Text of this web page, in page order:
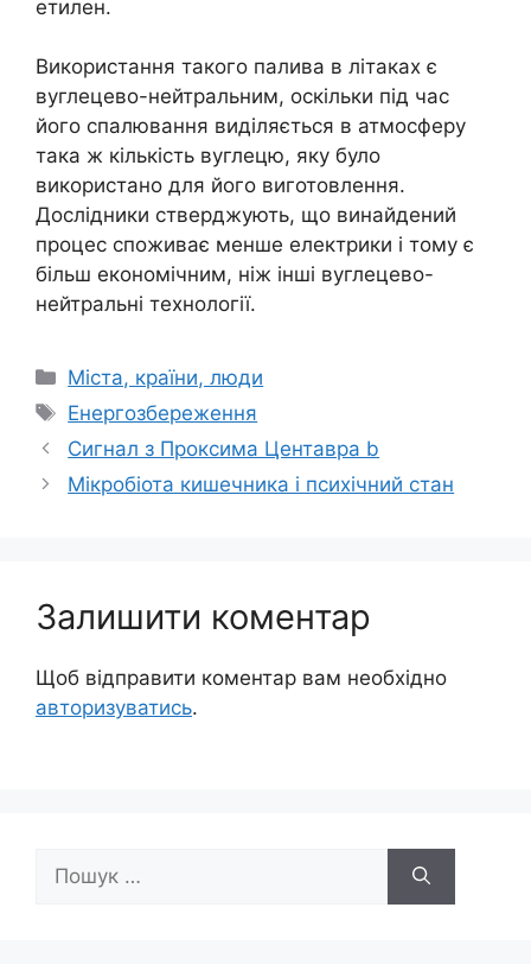
етилен.
Використання такого палива в літаках є
вуглецево-нейтральним, оскільки під час
його спалювання виділяється в атмосферу
така ж кількість вуглецю, яку було
використано для його виготовлення.
Дослідники стверджують, що винайдений
процес споживає менше електрики і тому є
більш економічним, ніж інші вуглецево-
нейтральні технології.
Категорії
Міста, країни, люди
Позначки
Енергозбереження
Сигнал з Проксима Центавра b
Мікробіота кишечника і психічний стан
Залишити коментар
Щоб відправити коментар вам необхідно
авторизуватись.